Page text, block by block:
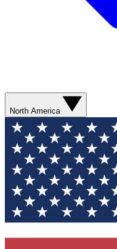
North America